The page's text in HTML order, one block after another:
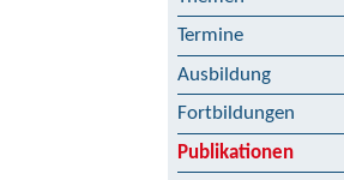
Termine
Ausbildung
Fortbildungen
Publikationen